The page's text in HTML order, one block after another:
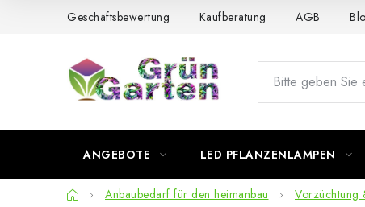
Geschäftsbewertung Kaufberatung AGB
ANGEBOTE LED PFLANZENLAMPEN
StartseiteAnbaubedarf für den heimanbau Vorzüchtung